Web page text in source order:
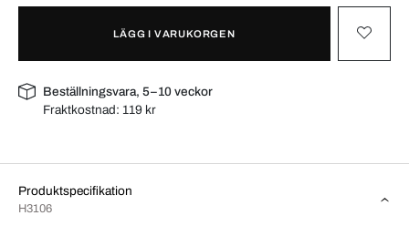
LÄGG I VARUKORGEN
Beställningsvara, 5–10 veckor
Fraktkostnad: 119 kr
Produktspecifikation
H3106